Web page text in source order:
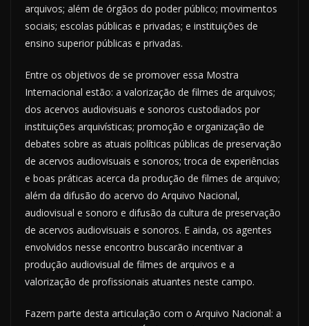
arquivos; além de órgãos do poder público; movimentos
sociais; escolas públicas e privadas; e instituições de
ensino superior públicas e privadas.
Entre os objetivos de se promover essa Mostra
Internacional estão: a valorização de filmes de arquivos;
dos acervos audiovisuais e sonoros custodiados por
instituições arquivísticas; promoção e organização de
debates sobre as atuais políticas públicas de preservação
de acervos audiovisuais e sonoros; troca de experiências
e boas práticas acerca da produção de filmes de arquivo;
além da difusão do acervo do Arquivo Nacional,
audiovisual e sonoro e difusão da cultura de preservação
de acervos audiovisuais e sonoros. E ainda, os agentes
envolvidos nesse encontro buscarão incentivar a
produção audiovisual de filmes de arquivos e a
valorização de profissionais atuantes neste campo.
Fazem parte desta articulação com o Arquivo Nacional: a